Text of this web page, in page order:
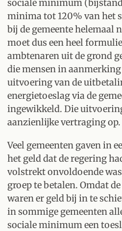
sociale minimum
minima tot 120% van het
bij de gemeente helemaal
moet dus een heel
ambtenaren uit de grond
die mensen in
uitvoering van de
energietoeslag via de
ingewikkeld. Die
aanzienlijke vertraging op.
Veel gemeenten gaven in
het geld dat de regering
volstrekt onvoldoende
groep te betalen. Omdat
waren er geld bij in te
in sommige gemeenten
sociale minimum een